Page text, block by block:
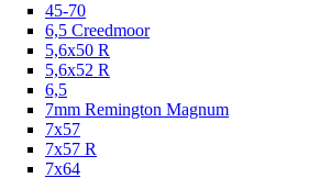
45-70
6,5 Creedmoor
5,6x50 R
5,6x52 R
6,5
7mm Remington Magnum
7x57
7x57 R
7x64